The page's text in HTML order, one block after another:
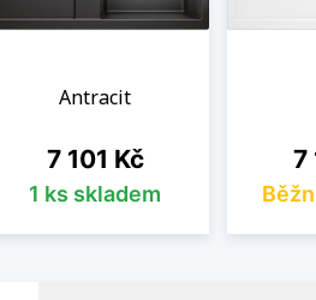
Antracit
Cena
7 101 Kč
1 ks skladem
7